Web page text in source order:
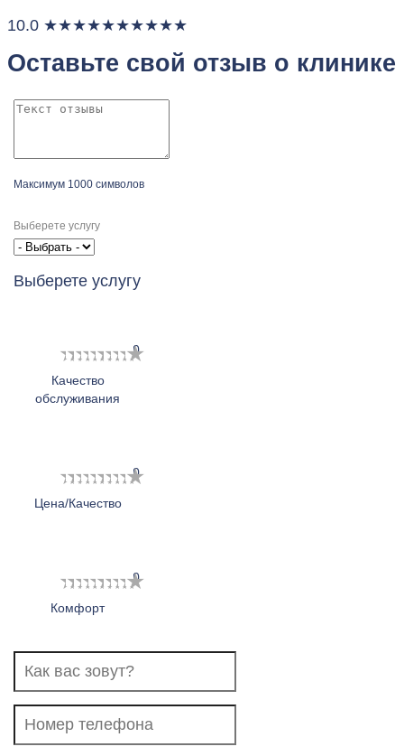
10.0 ★★★★★★★★★★
Оставьте свой отзыв о клинике
Максимум 1000 символов
Выберете услугу
Выберете услугу
12345678910
Качество
обслуживания
12345678910
Цена/Качество
12345678910
Комфорт